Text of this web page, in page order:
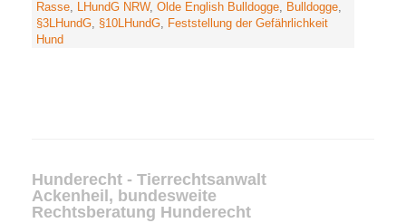
Rasse, LHundG NRW, Olde English Bulldogge, Bulldogge,
§3LHundG, §10LHundG, Feststellung der Gefährlichkeit
Hund
Hunderecht - Tierrechtsanwalt
Ackenheil, bundesweite
Rechtsberatung Hunderecht